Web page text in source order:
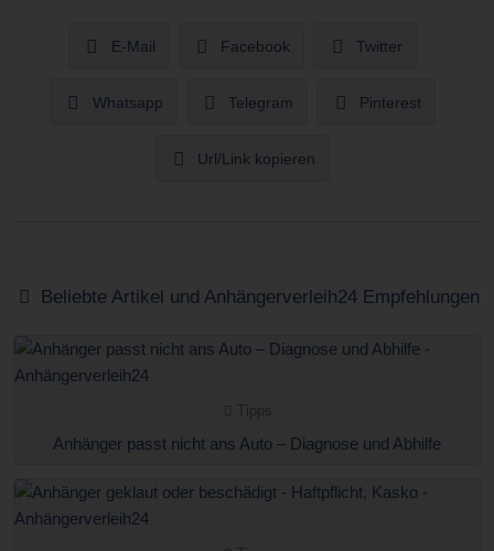
E-Mail Facebook Twitter
Whatsapp Telegram Pinterest
Url/Link kopieren
Beliebte Artikel und Anhängerverleih24 Empfehlungen
Anhänger passt nicht ans Auto – Diagnose und Abhilfe